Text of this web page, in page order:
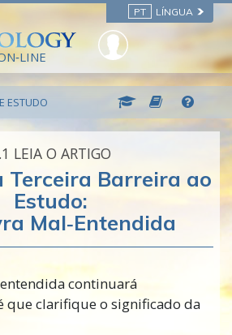
PT LÍNGUA
ESTUDO
LEIA O ARTIGO
Terceira Barreira ao
Estudo:
Mal‑Entendida
continuará
que clarifique o significado da